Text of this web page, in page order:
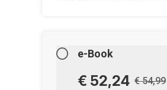
e-Book
€ 52,24 € 54,99